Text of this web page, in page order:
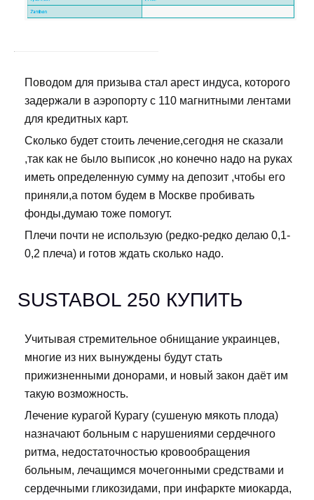
Поводом для призыва стал арест индуса, которого
задержали в аэропорту с 110 магнитными лентами
для кредитных карт.
Сколько будет стоить лечение,сегодня не сказали
,так как не было выписок ,но конечно надо на руках
иметь определенную сумму на депозит ,чтобы его
приняли,а потом будем в Москве пробивать
фонды,думаю тоже помогут.
Плечи почти не использую (редко-редко делаю 0,1-
0,2 плеча) и готов ждать сколько надо.
SUSTABOL 250 КУПИТЬ
Учитывая стремительное обнищание украинцев,
многие из них вынуждены будут стать
прижизненными донорами, и новый закон даёт им
такую возможность.
Лечение курагой Курагу (сушеную мякоть плода)
назначают больным с нарушениями сердечного
ритма, недостаточностью кровообращения
больным, лечащимся мочегонными средствами и
сердечными гликозидами, при инфаркте миокарда,